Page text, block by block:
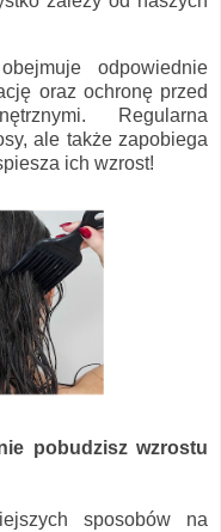
odpowiednie
oraz ochronę przed
Regularna
ale także zapobiega
ich wzrost!
pobudzisz wzrostu
sposobów na